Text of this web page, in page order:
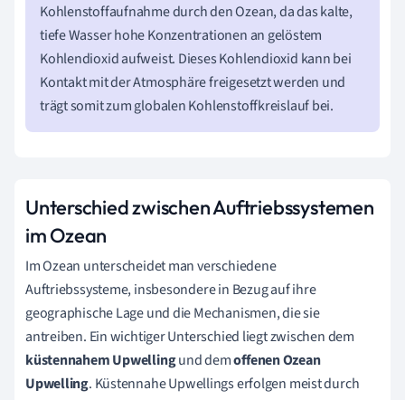
Kohlenstoffaufnahme durch den Ozean, da das kalte,
tiefe Wasser hohe Konzentrationen an gelöstem
Kohlendioxid aufweist. Dieses Kohlendioxid kann bei
Kontakt mit der Atmosphäre freigesetzt werden und
trägt somit zum globalen Kohlenstoffkreislauf bei.
Unterschied zwischen Auftriebssystemen
im Ozean
Im Ozean unterscheidet man verschiedene
Auftriebssysteme, insbesondere in Bezug auf ihre
geographische Lage und die Mechanismen, die sie
antreiben. Ein wichtiger Unterschied liegt zwischen dem
küstennahem Upwellingund demoffenen Ozean
Upwelling. Küstennahe Upwellings erfolgen meist durch